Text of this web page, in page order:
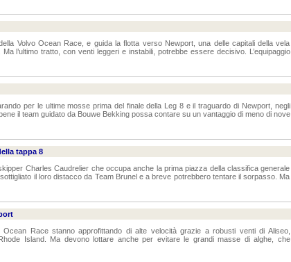
Volvo Ocean Race, e guida la flotta verso Newport, una delle capitali della vela
l’ultimo tratto, con venti leggeri e instabili, potrebbe essere decisivo. L’equipaggio
per le ultime mosse prima del finale della Leg 8 e il traguardo di Newport, negli
il team guidato da Bouwe Bekking possa contare su un vantaggio di meno di nove
tappa 8
Charles Caudrelier che occupa anche la prima piazza della classifica generale
il loro distacco da Team Brunel e a breve potrebbero tentare il sorpasso. Ma
Ocean Race stanno approfittando di alte velocità grazie a robusti venti di Aliseo,
Island. Ma devono lottare anche per evitare le grandi masse di alghe, che